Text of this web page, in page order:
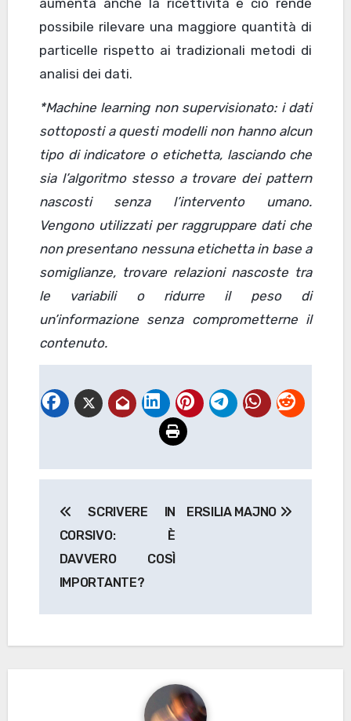
possibile rilevare una maggiore quantità di
particelle rispetto ai tradizionali metodi di
analisi dei dati.
*Machine learning non supervisionato: i dati
sottoposti a questi modelli non hanno alcun
tipo di indicatore o etichetta, lasciando che
sia l’algoritmo stesso a trovare dei pattern
nascosti senza l’intervento umano.
Vengono utilizzati per raggruppare dati che
non presentano nessuna etichetta in base a
somiglianze, trovare relazioni nascoste tra
le variabili o ridurre il peso di
un’informazione senza comprometterne il
contenuto.
articoli
SCRIVERE IN
CORSIVO: È
DAVVERO COSÌ
IMPORTANTE?
ERSILIA MAJNO